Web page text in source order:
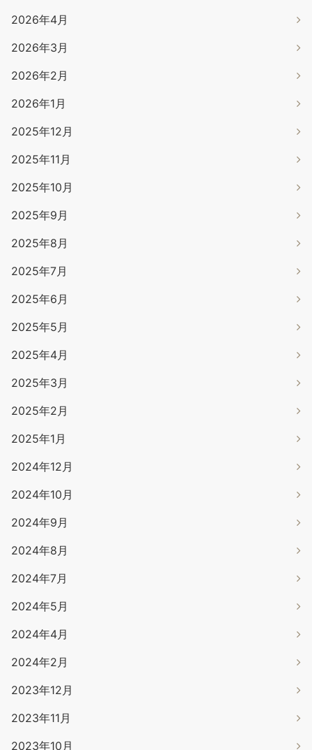
2026年4月
2026年3月
2026年2月
2026年1月
2025年12月
2025年11月
2025年10月
2025年9月
2025年8月
2025年7月
2025年6月
2025年5月
2025年4月
2025年3月
2025年2月
2025年1月
2024年12月
2024年10月
2024年9月
2024年8月
2024年7月
2024年5月
2024年4月
2024年2月
2023年12月
2023年11月
2023年10月